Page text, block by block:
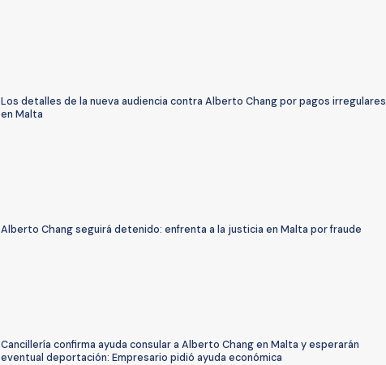
Los detalles de la nueva audiencia contra Alberto Chang por pagos irregulares
en Malta
Alberto Chang seguirá detenido: enfrenta a la justicia en Malta por fraude
Cancillería confirma ayuda consular a Alberto Chang en Malta y esperarán
eventual deportación: Empresario pidió ayuda económica